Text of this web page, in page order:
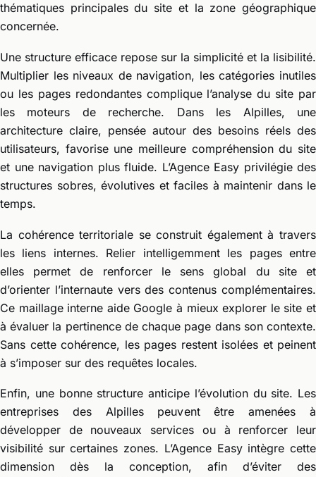
thématiques principales du site et la zone géographique
concernée.
Une structure efficace repose sur la simplicité et la lisibilité.
Multiplier les niveaux de navigation, les catégories inutiles
ou les pages redondantes complique l’analyse du site par
les moteurs de recherche. Dans les Alpilles, une
architecture claire, pensée autour des besoins réels des
utilisateurs, favorise une meilleure compréhension du site
et une navigation plus fluide. L’Agence Easy privilégie des
structures sobres, évolutives et faciles à maintenir dans le
temps.
La cohérence territoriale se construit également à travers
les liens internes. Relier intelligemment les pages entre
elles permet de renforcer le sens global du site et
d’orienter l’internaute vers des contenus complémentaires.
Ce maillage interne aide Google à mieux explorer le site et
à évaluer la pertinence de chaque page dans son contexte.
Sans cette cohérence, les pages restent isolées et peinent
à s’imposer sur des requêtes locales.
Enfin, une bonne structure anticipe l’évolution du site. Les
entreprises des Alpilles peuvent être amenées à
développer de nouveaux services ou à renforcer leur
visibilité sur certaines zones. L’Agence Easy intègre cette
dimension dès la conception, afin d’éviter des